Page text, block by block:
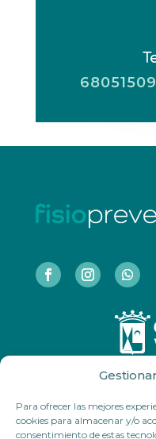
Para ofrecer las mejores
cookies para almacenar y/o
consentimiento de estas
Polideportivo
Calle Huertas 55.